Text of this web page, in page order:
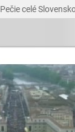
Pečie celé